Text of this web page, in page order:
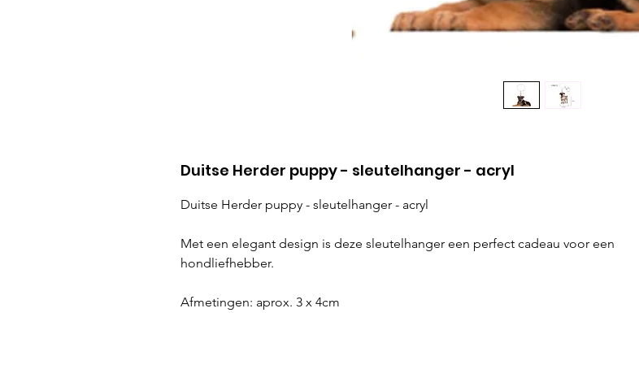
Duitse Herder puppy - sleutelhanger - acryl
Duitse Herder puppy - sleutelhanger - acryl
Met een elegant design is deze sleutelhanger een perfect cadeau voor een
hondliefhebber.
Afmetingen: aprox. 3 x 4cm